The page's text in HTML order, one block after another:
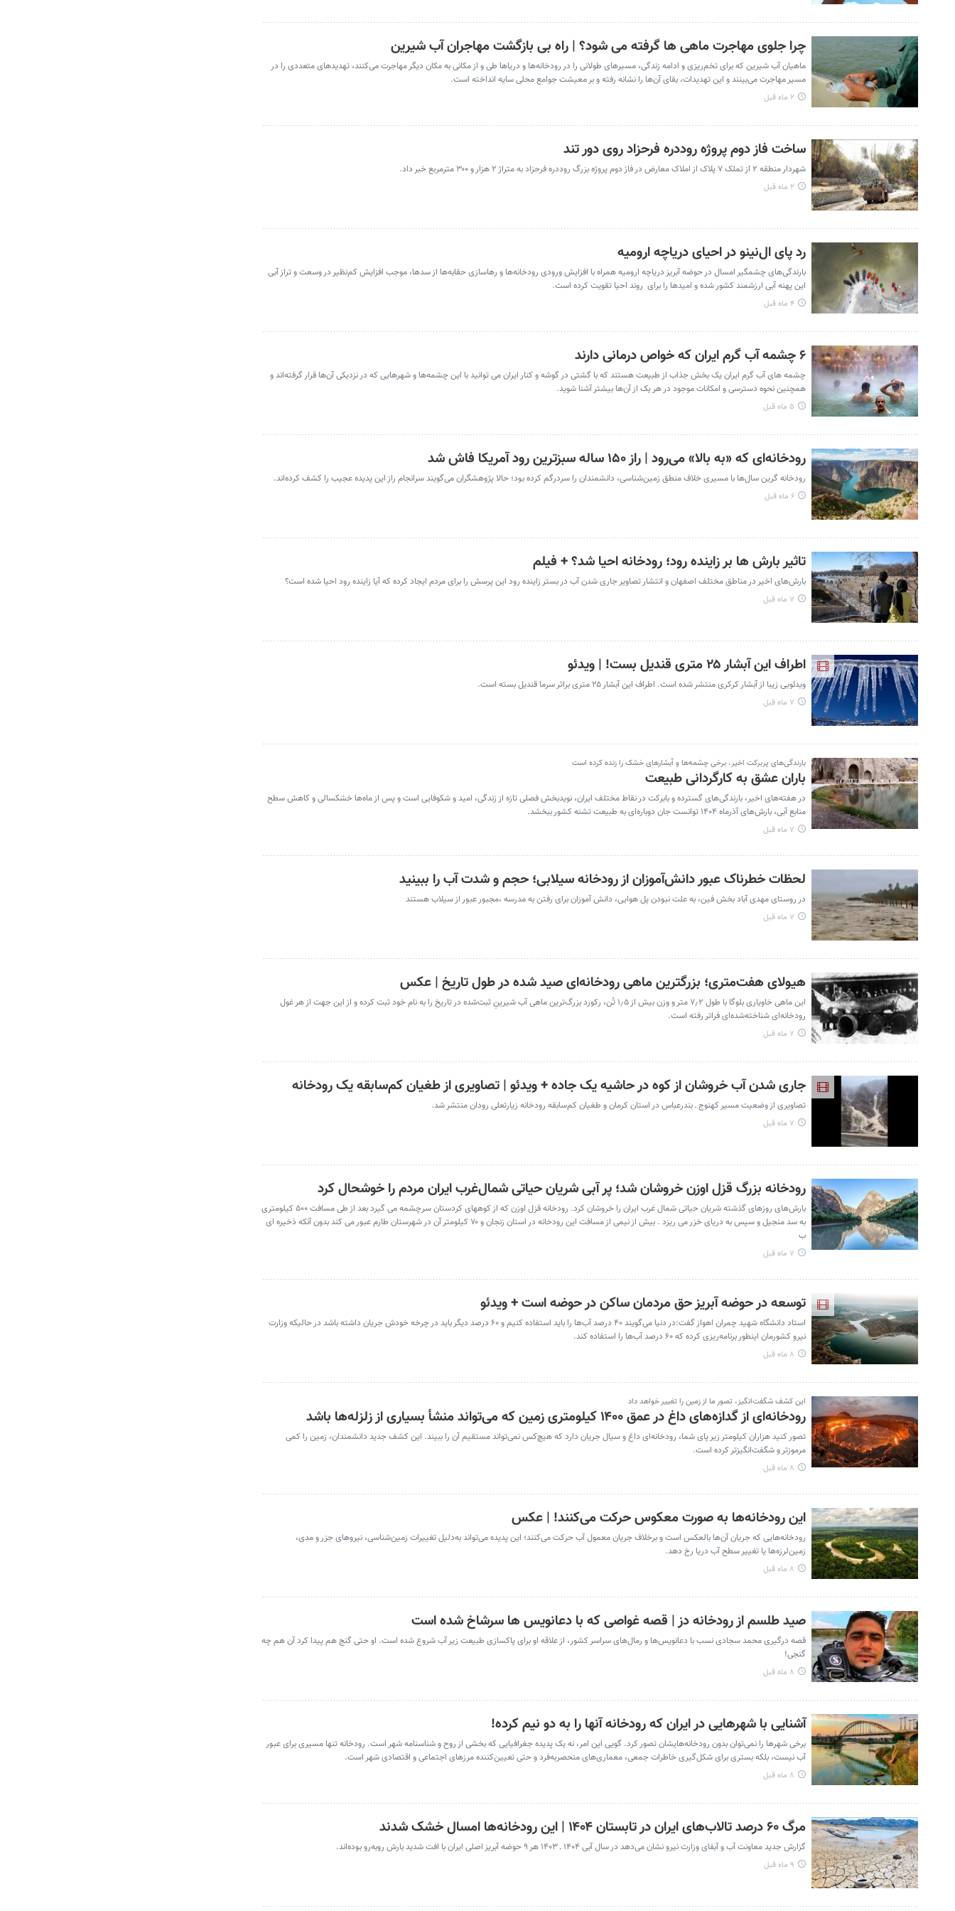
چرا جلوی مهاجرت ماهی ها گرفته می شود؟ | راه بی بازگشت مهاجران آب شیرین
ماهیان آب شیرین که برای تخم‌ریزی و ادامه زندگی، مسیرهای طولانی را در رودخانه‌ها و دریاها طی و از مکانی به مکان دیگر مهاجرت می‌کنند، تهدیدهای متعددی را در
مسیر مهاجرت می‌بینند و این تهدیدات، بقای آن‌ها را نشانه رفته و بر معیشت جوامع محلی سایه انداخته ‌است.
۲ ماه قبل
ساخت فاز دوم پروژه روددره فرحزاد روی دور تند
شهردار منطقه ۲ از تملک ۷ پلاک از املاک معارض در فاز دوم پروژه بزرگ روددره فرحزاد به متراژ ۲ هزار و ۳۰۰ مترمربع خبر داد.
۲ ماه قبل
رد پای ال‌نینو در احیای دریاچه ارومیه
بارندگی‌های چشمگیر امسال در حوضه آبریز دریاچه ارومیه همراه با افزایش ورودی رودخانه‌ها و رهاسازی حقابه‌ها از سدها، موجب افزایش کم‌نظیر در وسعت و تراز آبی
این پهنه آبی ارزشمند کشور شده و امیدها را برای روند احیا تقویت کرده است.
۴ ماه قبل
۶ چشمه آب گرم ایران که خواص درمانی دارند
چشمه های آب گرم ایران یک بخش جذاب از طبیعت هستند که با گشتی در گوشه و کنار ایران می توانید با این چشمه‌ها و شهرهایی که در نزدیکی آن‌ها قرار گرفته‌اند و
همچنین نحوه دسترسی و امکانات موجود در هر یک از آن‌ها بیشتر آشنا شوید.
۵ ماه قبل
رودخانه‌ای که «به بالا» می‌رود | راز ۱۵۰ ساله سبزترین رود آمریکا فاش شد
رودخانه گرین سال‌ها با مسیری خلاف منطق زمین‌شناسی، دانشمندان را سردرگم کرده بود؛ حالا پژوهشگران می‌گویند سرانجام راز این پدیده عجیب را کشف کرده‌اند.
۶ ماه قبل
تاثیر بارش‌ ها بر زاینده رود؛ رودخانه احیا شد؟ + فیلم
بارش‌های اخیر در مناطق مختلف اصفهان و انتشار تصاویر جاری شدن آب در بستر زاینده رود این پرسش را برای مردم ایجاد کرده‌ که آیا زاینده رود احیا شده است؟
۷ ماه قبل
اطراف این آبشار ۲۵ متری قندیل بست! | ویدئو
ویدئویی زیبا از آبشار کرکری منتشر شده است. اطراف این آبشار ۲۵ متری براثر سرما قندیل بسته است.
۷ ماه قبل
بارندگی‌های پربرکت اخیر، برخی چشمه‌ها و آبشارهای خشک را زنده کرده است
باران عشق به کارگردانی طبیعت
در هفته‌های اخیر، بارندگی‌های گسترده و بابرکت در نقاط مختلف ایران، نویدبخش فصلی تازه از زندگی، امید و شکوفایی است و پس از ماه‌ها خشکسالی و کاهش سطح
منابع آبی، بارش‌های آذرماه ۱۴۰۴ توانست جان دوباره‌ای به طبیعت تشنه کشور ببخشد.
۷ ماه قبل
لحظات خطرناک عبور دانش‌آموزان از رودخانه سیلابی؛ حجم و شدت آب را ببینید
در روستای مهدی آباد بخش فین، به علت نبودن پل هوایی، دانش آموزان برای رفتن به مدرسه ،مجبور عبور از سیلاب هستند
۷ ماه قبل
هیولای هفت‌متری؛ بزرگترین ماهی رودخانه‌ای صید شده در طول تاریخ | عکس
این ماهی خاویاری بلوگا با طول ۷٫۲ متر و وزن بیش از ۱٫۵ تُن، رکورد بزرگ‌ترین ماهی آب شیرینِ ثبت‌شده در تاریخ را به نام خود ثبت کرده و از این جهت از هر غول
رودخانه‌ای شناخته‌شده‌ای فراتر رفته است.
۷ ماه قبل
جاری شدن آب خروشان از کوه در حاشیه یک جاده + ویدئو | تصاویری از طغیان کم‌سابقه یک رودخانه
تصاویری از وضعیت مسیر کهنوج ـ بندرعباس در استان کرمان و طغیان کم‌سابقه رودخانه زیارتعلی رودان منتشر شد.
۷ ماه قبل
رودخانه بزرگ قزل اوزن خروشان شد؛ پر آبی شریان حیاتی شمال‌غرب ایران مردم را خوشحال کرد
بارش‌های روزهای گذشته شریان حیاتی شمال غرب ایران را خروشان کرد. رودخانه قزل اوزن که از کوههای کردستان سرچشمه می گیرد بعد از طی مسافت ۵۰۰ کیلومتری
به سد منجیل و سپس به دریای خزر می ریزد . بیش از نیمی از مسافت این رودخانه در استان زنجان و ۷۰ کیلومتر آن در شهرستان طارم عبور می کند بدون آنکه ذخیره ای
ب
۷ ماه قبل
توسعه در حوضه آبریز حق مردمان ساکن در حوضه است + ویدئو
استاد دانشگاه شهید چمران اهواز گفت:‌در دنیا می‌گویند ۴۰ درصد آب‌ها را باید استفاده کنیم و ۶۰ درصد دیگر باید در چرخه خودش جریان داشته باشد در حالیکه وزارت
نیرو کشورمان اینطور برنامه‌ریزی کرده که ۶۰ درصد آب‌ها را استفاده کند.
۸ ماه قبل
این کشف شگفت‌انگیز، تصور ما از زمین را تغییر خواهد داد
رودخانه‌ای از گدازه‌های داغ در عمق ۱۴۰۰ کیلومتری زمین که می‌تواند منشأ بسیاری از زلزله‌ها باشد
تصور کنید هزاران کیلومتر زیر پای شما، رودخانه‌ای داغ و سیال جریان دارد که هیچ‌کس نمی‌تواند مستقیم آن را ببیند. این کشف جدید دانشمندان، زمین را کمی
مرموزتر و شگفت‌انگیزتر کرده است.
۸ ماه قبل
این رودخانه‌ها به صورت معکوس حرکت می‌کنند! | عکس
رودخانه‌هایی که جریان آن‌ها بالعکس است و برخلاف جریان معمول آب حرکت می‌کنند؛ این پدیده می‌تواند به‌دلیل تغییرات زمین‌شناسی، نیروهای جزر و مدی،
زمین‌لرزه‌ها یا تغییر سطح آب دریا رخ دهد.
۸ ماه قبل
صید طلسم از رودخانه دز | قصه غواصی که با دعانویس‌ ها سرشاخ شده است
قصه درگیری محمد سجادی نسب با دعانویس‌ها و رمال‌های سراسر کشور، از علاقه او برای پاکسازی طبیعت زیر آب شروع شده است. او حتی گنج هم پیدا کرد آن هم چه
گنجی!
۸ ماه قبل
آشنایی با شهرهایی در ایران که رودخانه آنها را به دو نیم کرده!
برخی شهرها را نمی‌توان بدون رودخانه‌هایشان تصور کرد. گویی این امر، نه یک پدیده جغرافیایی که بخشی از روح و شناسنامه شهر است. رودخانه تنها مسیری برای عبور
آب نیست، بلکه بستری برای شکل‌گیری خاطرات جمعی، معماری‌های منحصربه‌فرد و حتی تعیین‌کننده مرزهای اجتماعی و اقتصادی شهر است.
۸ ماه قبل
مرگ ۶۰ درصد تالاب‌های ایران در تابستان ۱۴۰۴ | این رودخانه‌ها امسال خشک شدند
گزارش جدید معاونت آب و آبفای وزارت نیرو نشان می‌دهد در سال آبی ۱۴۰۴ ـ ۱۴۰۳ هر ۹ حوضه آبریز اصلی ایران با افت شدید بارش روبه‌رو بوده‌اند.
۹ ماه قبل